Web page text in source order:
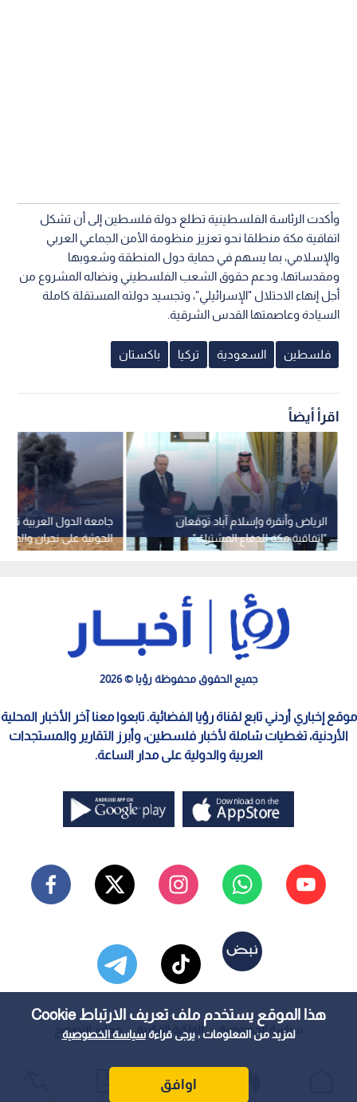
هذا الموقع يستخدم ملف تعريف الارتباط Cookie
لمزيد من المعلومات ، يرجى قراءةسياسة الخصوصية
اوافق
وأكدت الرئاسة الفلسطينية تطلع دولة فلسطين إلى أن تشكل
اتفاقية مكة منطلقا نحو تعزيز منظومة الأمن الجماعي العربي
والإسلامي، بما يسهم في حماية دول المنطقة وشعوبها
ومقدساتها، ودعم حقوق الشعب الفلسطيني ونضاله المشروع من
أجل إنهاء الاحتلال "الإسرائيلي"، وتجسيد دولته المستقلة كاملة
السيادة وعاصمتها القدس الشرقية.
فلسطين السعودية تركيا باكستان
اقرأ أيضاً
جامعة الدول العربية
الحوثية على نجران
باليمن
الرياض وأنقرة وإسلام آباد توقعان
"اتفاقية مكة للدفاع المشترك"
جميع الحقوق محفوظة رؤيا © 2026
موقع إخباري أردني تابع لقناة رؤيا الفضائية. تابعوا معنا آخر الأخبار المحلية
الأردنية، تغطيات شاملة لأخبار فلسطين، وأبرز التقارير والمستجدات
العربية والدولية على مدار الساعة.
سياسة الخصوصية الملكية الفكرية معايير التصحيح